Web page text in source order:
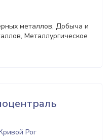
металлов, Добыча и
Металлургическое
Рог